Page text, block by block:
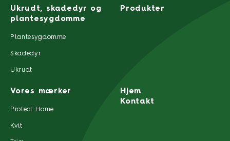
Ukrudt, skadedyr og
plantesygdomme
Plantesygdomme
Skadedyr
Ukrudt
Produkter
Vores mærker
Protect Home
Kvit
Hjem
Kontakt